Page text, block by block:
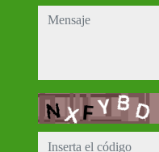
mensaje
Captcha